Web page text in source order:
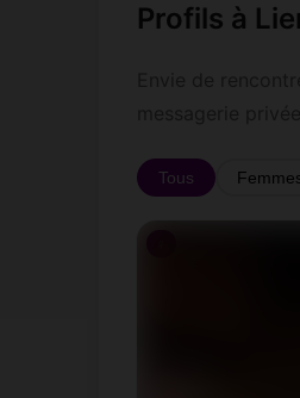
Profils à
Tous